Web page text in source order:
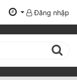
Đăng nhập